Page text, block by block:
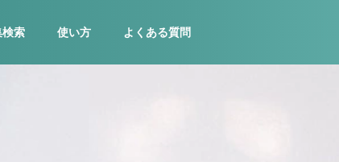
検索 使い方 よくある質問